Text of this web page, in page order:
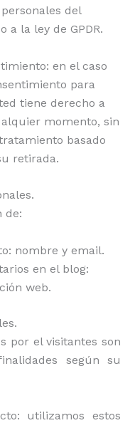
del
a la ley de GPDR.
en el caso
para
tiene derecho a
momento, sin
basado
retirada.
de:
nombre y email.
en el blog:
web.
por el visitantes son
según su
utilizamos estos